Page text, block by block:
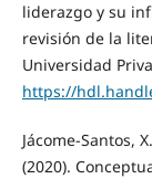
liderazgo y su
revisión de la
Universidad
https://
Jácome-Santos,
(2020).